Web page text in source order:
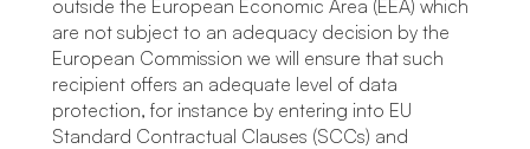
outside the European Economic Area (EEA) which
are not subject to an adequacy decision by the
European Commission we will ensure that such
recipient offers an adequate level of data
protection, for instance by entering into EU
Standard Contractual Clauses (SCCs) and